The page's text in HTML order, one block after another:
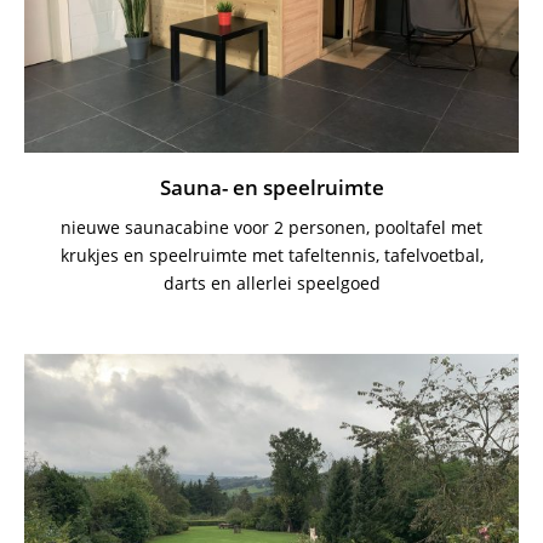
Sauna- en speelruimte
nieuwe saunacabine voor 2 personen, pooltafel met
krukjes en speelruimte met tafeltennis, tafelvoetbal,
darts en allerlei speelgoed